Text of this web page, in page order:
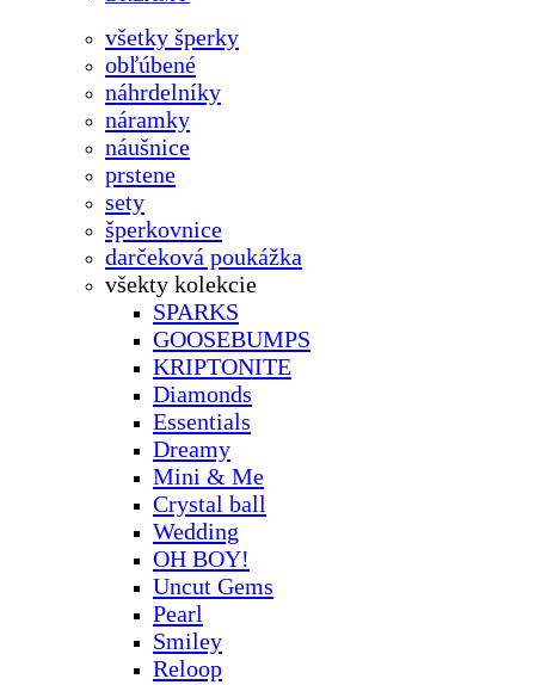
všetky šperky
obľúbené
náhrdelníky
náramky
náušnice
prstene
sety
šperkovnice
darčeková poukážka
všekty kolekcie
SPARKS
GOOSEBUMPS
KRIPTONITE
Diamonds
Essentials
Dreamy
Mini & Me
Crystal ball
Wedding
OH BOY!
Uncut Gems
Pearl
Smiley
Reloop